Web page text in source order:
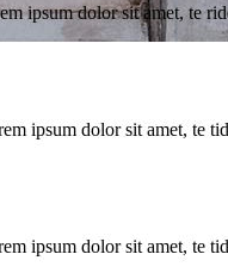
ipsum dolor sit amet, te
ipsum dolor sit amet, te
ipsum dolor sit amet, te